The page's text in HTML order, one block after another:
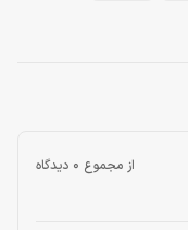
از مجموع 0 دیدگاه